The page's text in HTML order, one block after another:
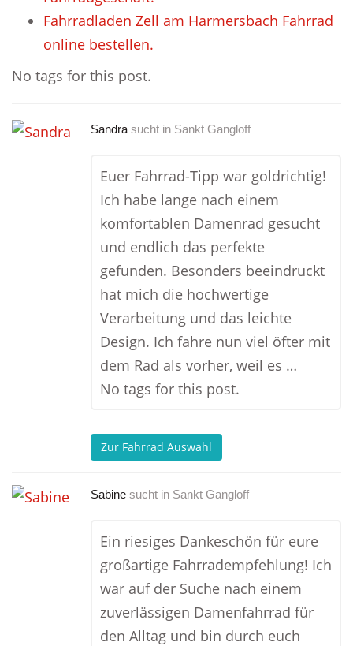
Fahrradladen Zell am Harmersbach Fahrrad
online bestellen.
No tags for this post.
Sandra sucht in Sankt Gangloff
Euer Fahrrad-Tipp war goldrichtig!
Ich habe lange nach einem
komfortablen Damenrad gesucht
und endlich das perfekte
gefunden. Besonders beeindruckt
hat mich die hochwertige
Verarbeitung und das leichte
Design. Ich fahre nun viel öfter mit
dem Rad als vorher, weil es …
No tags for this post.
Zur Fahrrad Auswahl
Sabine sucht in Sankt Gangloff
Ein riesiges Dankeschön für eure
großartige Fahrradempfehlung! Ich
war auf der Suche nach einem
zuverlässigen Damenfahrrad für
den Alltag und bin durch euch